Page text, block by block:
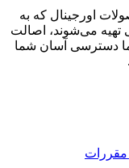
اورجینال که به
تهیه می‌شوند، اصالت
دسترسی آسان شما
مقررات